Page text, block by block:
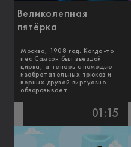
Великолепная
пятёрка
Москва, 1908 год. Когда-то
пёс Самсон был звездой
цирка, а теперь с помощью
изобретательных трюков и
верных друзей виртуозно
обворовывает...
01:15